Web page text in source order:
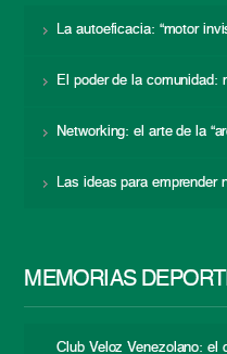
La autoeficacia: “motor
El poder de la comunidad:
Networking: el arte de la
Las ideas para emprender
MEMORIAS
Club Veloz Venezolano: